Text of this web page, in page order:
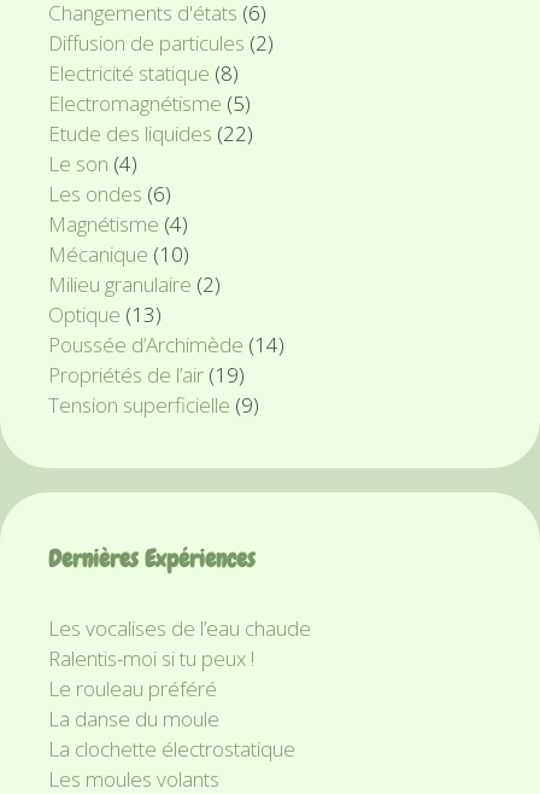
Changements d'états (6)
Diffusion de particules (2)
Electricité statique (8)
Electromagnétisme (5)
Etude des liquides (22)
Le son (4)
Les ondes (6)
Magnétisme (4)
Mécanique (10)
Milieu granulaire (2)
Optique (13)
Poussée d’Archimède (14)
Propriétés de l’air (19)
Tension superficielle (9)
Dernières Expériences
Les vocalises de l’eau chaude
Ralentis-moi si tu peux !
Le rouleau préféré
La danse du moule
La clochette électrostatique
Les moules volants